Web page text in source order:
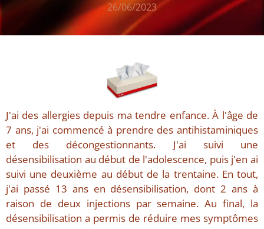
26/06/2023
J'ai des allergies depuis ma tendre enfance. À l'âge de
7 ans, j'ai commencé à prendre des antihistaminiques
et des décongestionnants. J'ai suivi une
désensibilisation au début de l'adolescence, puis j'en ai
suivi une deuxième au début de la trentaine. En tout,
j'ai passé 13 ans en désensibilisation, dont 2 ans à
raison de deux injections par semaine. Au final, la
désensibilisation a permis de réduire mes symptômes